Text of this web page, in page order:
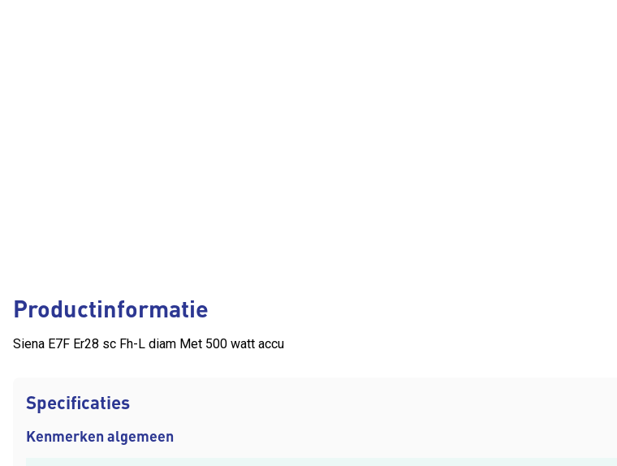
Productinformatie
Siena E7F Er28 sc Fh-L diam Met 500 watt accu
Specificaties
Kenmerken algemeen